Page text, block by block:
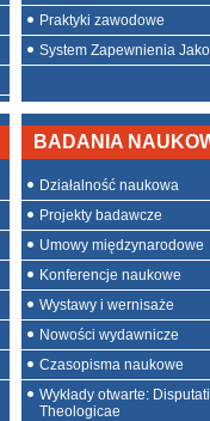
Praktyki zawodowe
System Zapewnienia
BADANIA
Działalność naukowa
Projekty badawcze
Umowy międzynarodowe
Konferencje naukowe
Wystawy i wernisaże
Nowości wydawnicze
Czasopisma naukowe
Wykłady otwarte:
Theologicae